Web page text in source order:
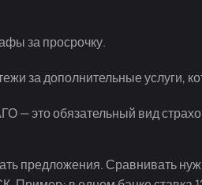
за просрочку.
за дополнительные услуги,
— это обязательный вид
предложения. Сравнивать